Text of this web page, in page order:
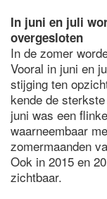
In juni en juli
overgesloten
In de zomer
Vooral in juni en
stijging ten
kende de
juni was een
waarneembaar
zomermaanden
Ook in 2015 en
zichtbaar.